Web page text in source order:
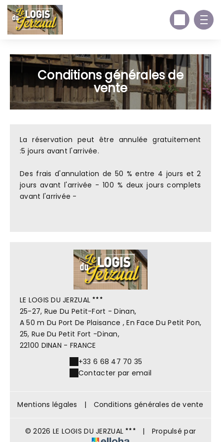
Conditions générales de
vente
La réservation peut être annulée gratuitement
:5 jours avant l'arrivée.
Des frais d'annulation de 50 % entre 4 jours et 2
jours avant l'arrivée - 100 % deux jours complets
avant l'arrivée -
LE LOGIS DU JERZUAL
25-27, Rue Du Petit-Fort - Dinan,
A 50 m Du Port De Plaisance , En Face Du Petit Pon,
25, Rue Du Petit Fort -Dinan,
22100 DINAN - FRANCE
+33 6 68 47 70 35
Contacter par email
Mentions légales | Conditions générales de vente
© 2026 LE LOGIS DU JERZUAL | Propulsé par